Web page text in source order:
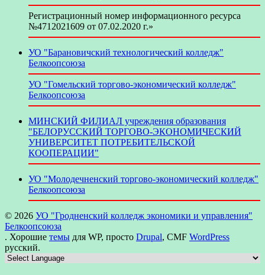
Регистрационный номер информационного ресурса
№4712021609 от 07.02.2020 г.»
УО "Барановичский технологический колледж"
Белкоопсоюза
УО "Гомельский торгово-экономический колледж"
Белкоопсоюза
МИНСКИЙ ФИЛИАЛ учреждения образования
"БЕЛОРУССКИЙ ТОРГОВО-ЭКОНОМИЧЕСКИЙ
УНИВЕРСИТЕТ ПОТРЕБИТЕЛЬСКОЙ
КООПЕРАЦИИ"
УО "Молодечненский торгово-экономический колледж"
Белкоопсоюза
© 2026 УО "Гродненский колледж экономики и управления"
Белкоопсоюза
. Хорошие темы для WP, просто Drupal, CMF WordPress
русский.